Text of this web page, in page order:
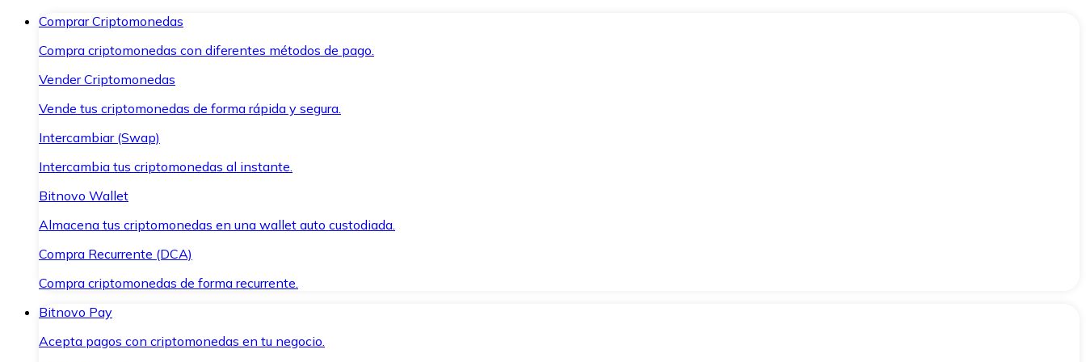
Comprar Criptomonedas
Compra criptomonedas con diferentes métodos de pago.
Vender Criptomonedas
Vende tus criptomonedas de forma rápida y segura.
Intercambiar (Swap)
Intercambia tus criptomonedas al instante.
Bitnovo Wallet
Almacena tus criptomonedas en una wallet auto custodiada.
Compra Recurrente (DCA)
Compra criptomonedas de forma recurrente.
Bitnovo Pay
Acepta pagos con criptomonedas en tu negocio.